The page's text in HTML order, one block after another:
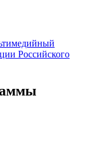
Российского